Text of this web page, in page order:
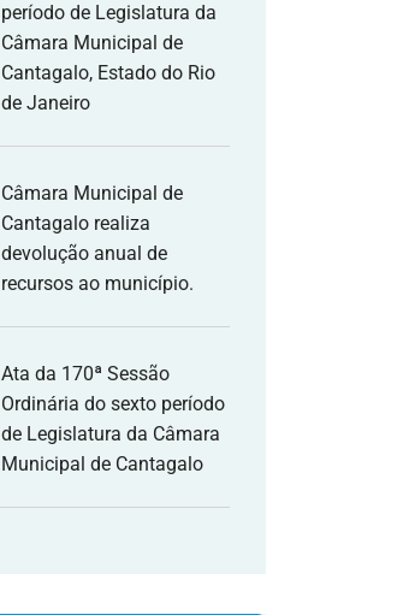
período de Legislatura da
Câmara Municipal de
Cantagalo, Estado do Rio
de Janeiro
Câmara Municipal de
Cantagalo realiza
devolução anual de
recursos ao município.
Ata da 170ª Sessão
Ordinária do sexto período
de Legislatura da Câmara
Municipal de Cantagalo